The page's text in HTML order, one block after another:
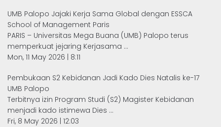
UMB Palopo Jajaki Kerja Sama Global dengan ESSCA
School of Management Paris
PARIS – Universitas Mega Buana (UMB) Palopo terus
memperkuat jejaring Kerjasama ...
Mon, 11 May 2026 | 8:11
Pembukaan S2 Kebidanan Jadi Kado Dies Natalis ke-17
UMB Palopo
Terbitnya izin Program Studi (S2) Magister Kebidanan
menjadi kado istimewa Dies ...
Fri, 8 May 2026 | 12:03